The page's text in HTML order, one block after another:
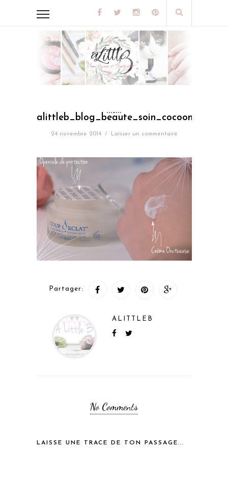
24 novembre 2014 / Laisser un commentaire
Partager:
ALITTLEB
No Comments
LAISSE UNE TRACE DE TON PASSAGE...